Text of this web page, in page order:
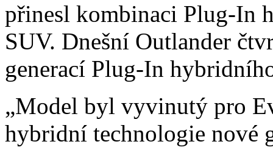
přinesl kombinaci Plug-In
SUV. Dnešní Outlander
generací Plug-In
„Model byl vyvinutý pro
hybridní technologie nové